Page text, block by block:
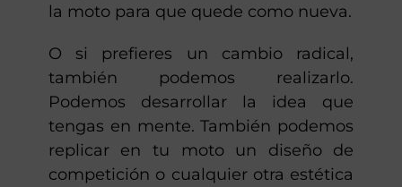
la moto para que quede como nueva.
O si prefieres un cambio radical,
también podemos realizarlo.
Podemos desarrollar la idea que
tengas en mente. También podemos
replicar en tu moto un diseño de
competición o cualquier otra estética